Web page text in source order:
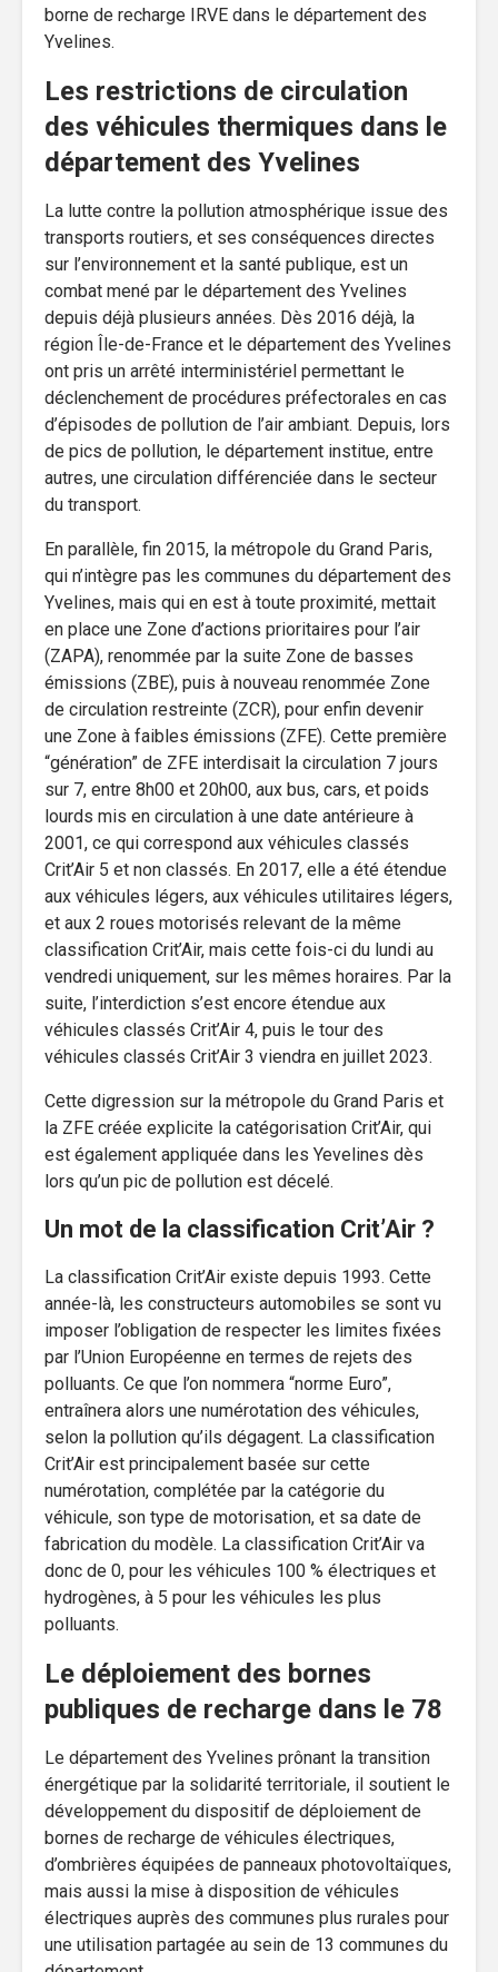
borne de recharge IRVE dans le département des
Yvelines.
Les restrictions de circulation
des véhicules thermiques dans le
département des Yvelines
La lutte contre la pollution atmosphérique issue des
transports routiers, et ses conséquences directes
sur l’environnement et la santé publique, est un
combat mené par le département des Yvelines
depuis déjà plusieurs années. Dès 2016 déjà, la
région Île-de-France et le département des Yvelines
ont pris un arrêté interministériel permettant le
déclenchement de procédures préfectorales en cas
d’épisodes de pollution de l’air ambiant. Depuis, lors
de pics de pollution, le département institue, entre
autres, une circulation différenciée dans le secteur
du transport.
En parallèle, fin 2015, la métropole du Grand Paris,
qui n’intègre pas les communes du département des
Yvelines, mais qui en est à toute proximité, mettait
en place une Zone d’actions prioritaires pour l’air
(ZAPA), renommée par la suite Zone de basses
émissions (ZBE), puis à nouveau renommée Zone
de circulation restreinte (ZCR), pour enfin devenir
une Zone à faibles émissions (ZFE). Cette première
“génération” de ZFE interdisait la circulation 7 jours
sur 7, entre 8h00 et 20h00, aux bus, cars, et poids
lourds mis en circulation à une date antérieure à
2001, ce qui correspond aux véhicules classés
Crit’Air 5 et non classés. En 2017, elle a été étendue
aux véhicules légers, aux véhicules utilitaires légers,
et aux 2 roues motorisés relevant de la même
classification Crit’Air, mais cette fois-ci du lundi au
vendredi uniquement, sur les mêmes horaires. Par la
suite, l’interdiction s’est encore étendue aux
véhicules classés Crit’Air 4, puis le tour des
véhicules classés Crit’Air 3 viendra en juillet 2023.
Cette digression sur la métropole du Grand Paris et
la ZFE créée explicite la catégorisation Crit’Air, qui
est également appliquée dans les Yevelines dès
lors qu’un pic de pollution est décelé.
Un mot de la classification Crit’Air ?
La classification Crit’Air existe depuis 1993. Cette
année-là, les constructeurs automobiles se sont vu
imposer l’obligation de respecter les limites fixées
par l’Union Européenne en termes de rejets des
polluants. Ce que l’on nommera “norme Euro”,
entraînera alors une numérotation des véhicules,
selon la pollution qu’ils dégagent. La classification
Crit’Air est principalement basée sur cette
numérotation, complétée par la catégorie du
véhicule, son type de motorisation, et sa date de
fabrication du modèle. La classification Crit’Air va
donc de 0, pour les véhicules 100 % électriques et
hydrogènes, à 5 pour les véhicules les plus
polluants.
Le déploiement des bornes
publiques de recharge dans le 78
Le département des Yvelines prônant la transition
énergétique par la solidarité territoriale, il soutient le
développement du dispositif de déploiement de
bornes de recharge de véhicules électriques,
d’ombrières équipées de panneaux photovoltaïques,
mais aussi la mise à disposition de véhicules
électriques auprès des communes plus rurales pour
une utilisation partagée au sein de 13 communes du